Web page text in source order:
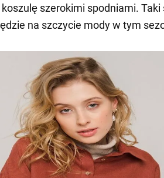
koszulę szerokimi spodniami.
na szczycie mody w tym